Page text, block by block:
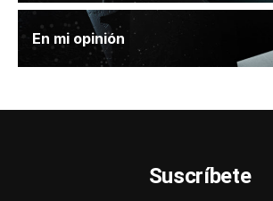
En mi opinión
Suscríbete